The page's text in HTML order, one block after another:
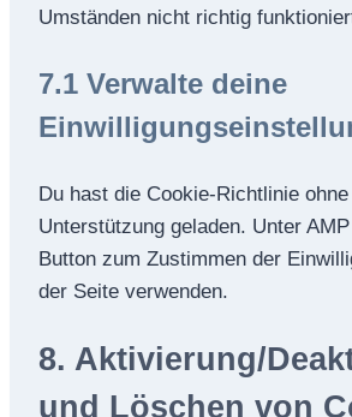
Umständen nicht richtig
7.1 Verwalte deine
Du hast die Cookie-Richtlinie
Unterstützung geladen. Unter
Button zum Zustimmen der
der Seite verwenden.
8. Aktivierung/
und Löschen von